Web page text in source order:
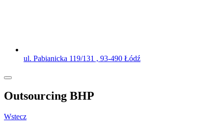
ul. Pabianicka 119/131 , 93-490 Łódź
Outsourcing BHP
Wstecz